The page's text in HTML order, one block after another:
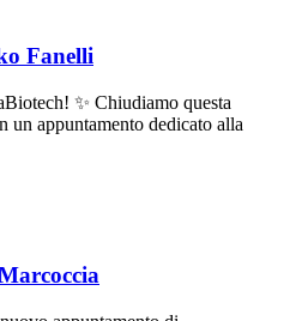
Fanelli
✨ Chiudiamo questa
un appuntamento dedicato alla